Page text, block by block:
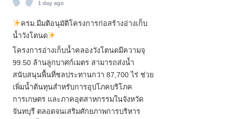
1 day ago
ครม.มีมติอนุมัติโครงการก่อสร้างอ่างเก็บ
น้ำวังโตนด
โครงการอ่างเก็บน้ำคลองวังโตนดมีความจุ
99.50 ล้านลูกบาศก์เมตร สามารถส่งน้ำ
สนับสนุนพื้นที่ชลประทานกว่า 87,700 ไร่ ช่วย
เพิ่มน้ำต้นทุนสำหรับการอุปโภคบริโภค
การเกษตร และภาคอุตสาหกรรมในจังหวัด
จันทบุรี ตลอดจนเสริมศักยภาพการบริหาร